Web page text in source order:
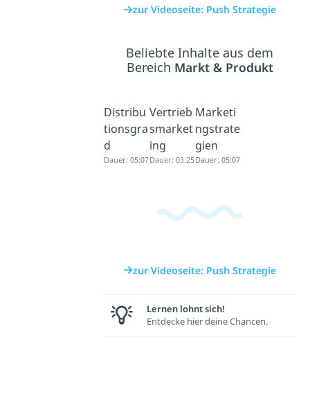
zur Videoseite: Push Strategie
Beliebte Inhalte aus dem
Bereich Markt & Produkt
Distribu
tionsgra
d
Dauer: 05:07
Vertrieb
smarket
ing
Dauer: 03:25
Marketi
ngstrate
gien
Dauer: 05:07
zur Videoseite: Push Strategie
Lernen lohnt sich!
Entdecke hier deine Chancen.